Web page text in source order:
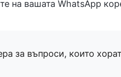
на вашата WhatsApp
за въпроси, които